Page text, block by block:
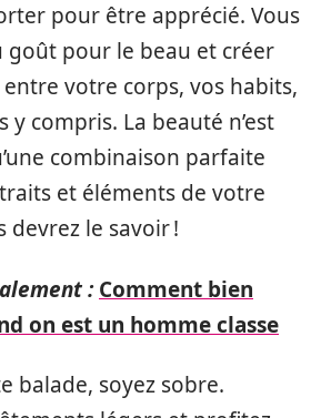
pour être apprécié. Vous
goût pour le beau et créer
votre corps, vos habits,
y compris. La beauté n’est
combinaison parfaite
et éléments de votre
devrez le savoir !
: Comment bien
on est un homme classe
balade, soyez sobre.